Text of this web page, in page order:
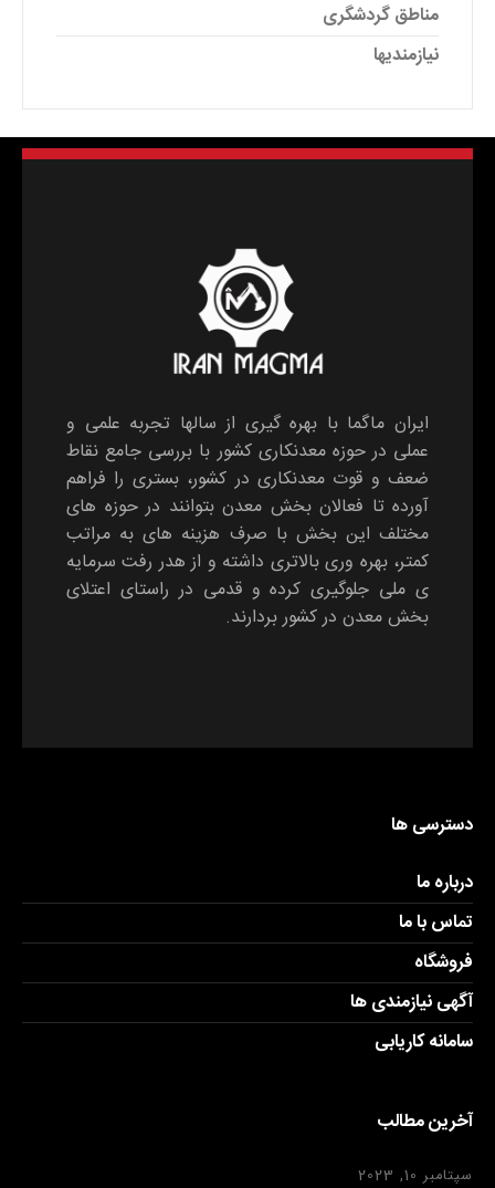
مناطق گردشگری
نیازمندیها
ایران ماگما با بهره گیری از سالها تجربه علمی و
عملی در حوزه معدنکاری کشور با بررسی جامع نقاط
ضعف و قوت معدنکاری در کشور، بستری را فراهم
آورده تا فعالان بخش معدن بتوانند در حوزه های
مختلف این بخش با صرف هزینه های به مراتب
کمتر، بهره وری بالاتری داشته و از هدر رفت سرمایه
ی ملی جلوگیری کرده و قدمی در راستای اعتلای
بخش معدن در کشور بردارند.
دسترسی ها
درباره ما
تماس با ما
فروشگاه
آگهی نیازمندی ها
سامانه کاریابی
آخرین مطالب
سپتامبر 10, 2023